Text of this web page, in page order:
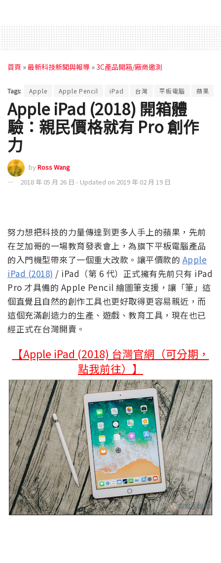
首頁 »最新科技新聞與報導 »3C產品開箱/廠商邀測
Tags: Apple Apple Pencil iPad 台灣 平板電腦 蘋果
Apple iPad (2018) 開箱體
驗：親民價格就有 Pro 創作
力
byRoss Wang
2018 年 05 月 26 日 - Updated on 2019 年 02 月 19 日
努力想把科技的力量傳達到更多人手上的蘋果，先前
在芝加哥的一場教育發表會上，為旗下平板電腦產品
的入門機型帶來了一個重大改款。讓平價款的 Apple
iPad (2018) / iPad（第 6 代）正式擁有先前只有 iPad
Pro 才具備的 Apple Pencil 繪圖筆支援，讓「筆」這
個直覺且自然的創作工具也更好取得更容易親近，而
這個充滿創造力的生產、遊戲、教育工具，現在也已
經正式在台灣開賣。
【Apple iPad (2018) 台灣官網（可分期，
點我前往）】